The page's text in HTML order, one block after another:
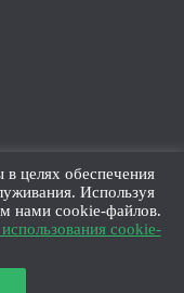
целях обеспечения
Используя
нами cookie-файлов.
cookie-